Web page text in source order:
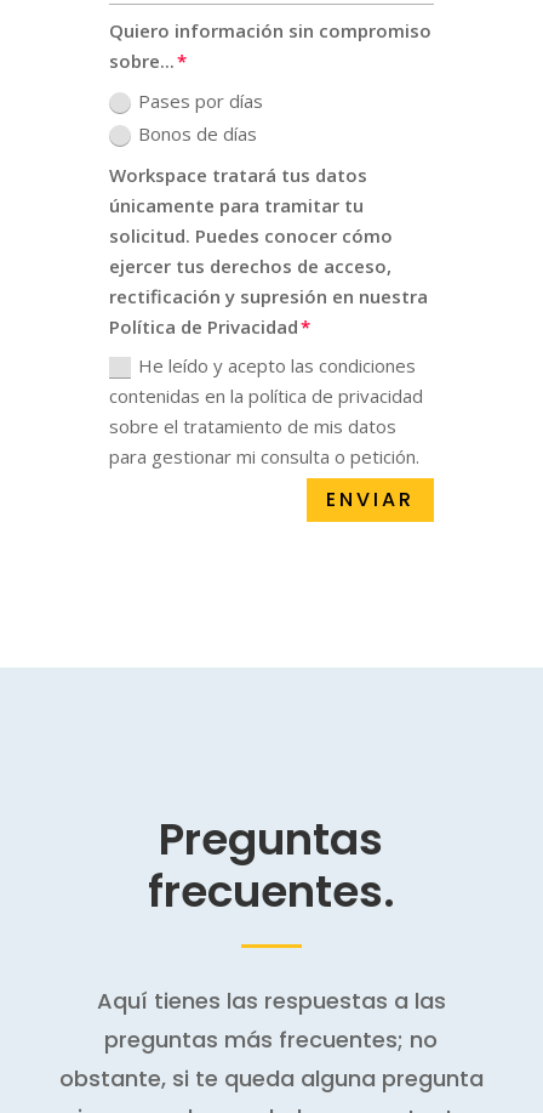
Quiero información sin compromiso
sobre...
Pases por días
Bonos de días
Workspace tratará tus datos
únicamente para tramitar tu
solicitud. Puedes conocer cómo
ejercer tus derechos de acceso,
rectificación y supresión en nuestra
Política de Privacidad
He leído y acepto las condiciones
contenidas en la política de privacidad
sobre el tratamiento de mis datos
para gestionar mi consulta o petición.
ENVIAR
Preguntas
frecuentes.
Aquí tienes las respuestas a las
preguntas más frecuentes; no
obstante, si te queda alguna pregunta